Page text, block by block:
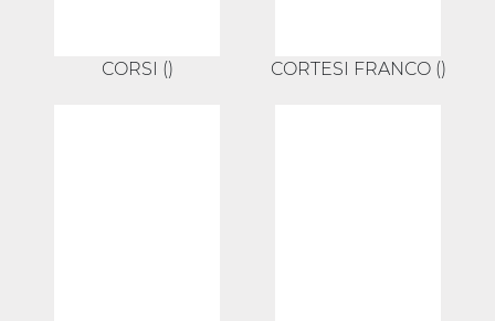
CORSI () CORTESI FRANCO ()